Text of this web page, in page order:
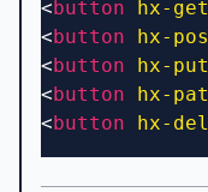
<button hx-get
<button hx-
<button hx-put
<button hx-
<button hx-